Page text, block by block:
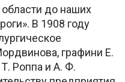
до наших
В 1908 году
графини Е.
Роппа и А. Ф.